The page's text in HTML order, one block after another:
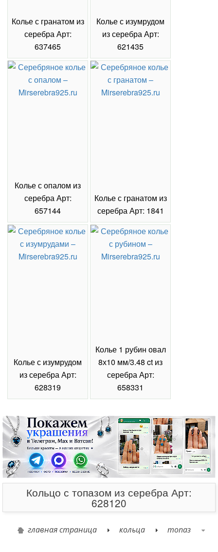
Колье с гранатом из
серебра Арт:
637465
Колье с изумрудом
из серебра Арт:
621435
главная страница кольца
Карточка товара
Оставьте свой отзыв